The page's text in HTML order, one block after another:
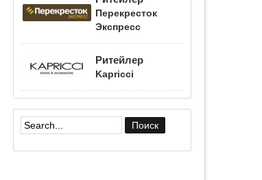
Перекресток
Экспресс
Ритейлер
Kapricci
Форма поиска